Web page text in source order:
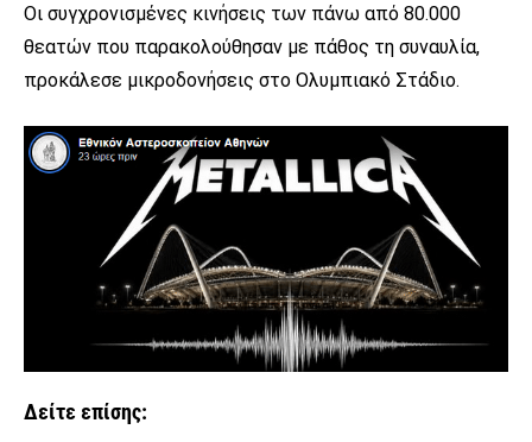
Οι συγχρονισμένες κινήσεις των πάνω από 80.000
θεατών που παρακολούθησαν με πάθος τη συναυλία,
προκάλεσε μικροδονήσεις στο Ολυμπιακό Στάδιο.
Δείτε επίσης: